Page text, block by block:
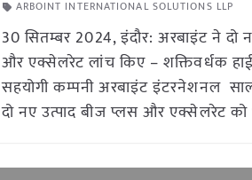
ARBOINT INTERNATIONAL SOLUTIONS LLP
30 सितम्बर 2024, इंदौर: अरबाइंट ने दो
और एक्सेलरेट लांच किए – शक्तिवर्धक
सहयोगी कम्पनी अरबाइंट इंटरनेशनल
दो नए उत्पाद बीज प्लस और एक्सेलरेट को